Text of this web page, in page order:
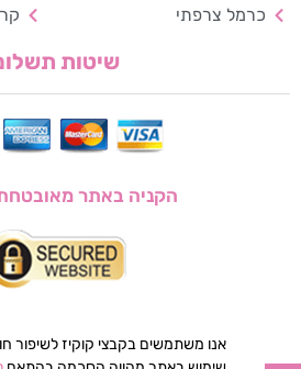
כרמל צרפתי
שיטות
הקניה באתר
אנו משתמשים בקבצי קוקיז לשיפור
פונט קריא
ריווח טקסט
סרגל קריאה
הסתרת